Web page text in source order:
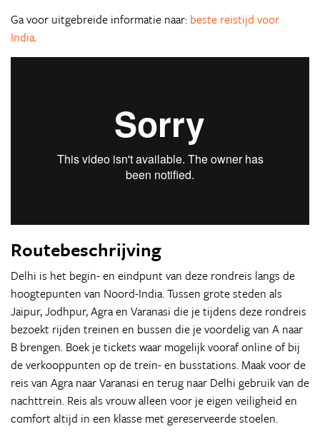
Ga voor uitgebreide informatie naar: beste reistijd voor
India.
Routebeschrijving
Delhi is het begin- en eindpunt van deze rondreis langs de
hoogtepunten van Noord-India. Tussen grote steden als
Jaipur, Jodhpur, Agra en Varanasi die je tijdens deze rondreis
bezoekt rijden treinen en bussen die je voordelig van A naar
B brengen. Boek je tickets waar mogelijk vooraf online of bij
de verkooppunten op de trein- en busstations. Maak voor de
reis van Agra naar Varanasi en terug naar Delhi gebruik van de
nachttrein. Reis als vrouw alleen voor je eigen veiligheid en
comfort altijd in een klasse met gereserveerde stoelen.